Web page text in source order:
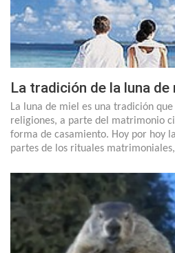
La tradición de la luna de
La luna de miel es una tradición
religiones, a parte del matrimonio
forma de casamiento. Hoy por hoy
partes de los rituales